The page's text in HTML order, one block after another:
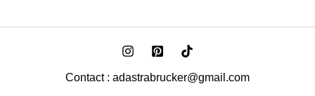
Contact : adastrabrucker@gmail.com